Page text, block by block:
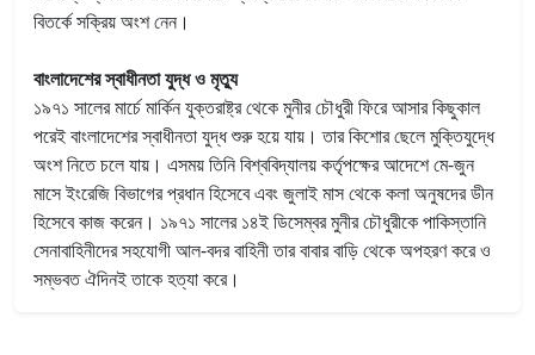
বিতর্কে সক্রিয় অংশ নেন।
বাংলাদেশের স্বাধীনতা যুদ্ধ ও মৃত্যু
১৯৭১ সালের মার্চে মার্কিন যুক্তরাষ্ট্র থেকে মুনীর চৌধুরী ফিরে আসার কিছুকাল
পরেই বাংলাদেশের স্বাধীনতা যুদ্ধ শুরু হয়ে যায়। তার কিশোর ছেলে মুক্তিযুদ্ধে
অংশ নিতে চলে যায়। এসময় তিনি বিশ্ববিদ্যালয় কর্তৃপক্ষের আদেশে মে-জুন
মাসে ইংরেজি বিভাগের প্রধান হিসেবে এবং জুলাই মাস থেকে কলা অনুষদের ডীন
হিসেবে কাজ করেন। ১৯৭১ সালের ১৪ই ডিসেম্বর মুনীর চৌধুরীকে পাকিস্তানি
সেনাবাহিনীদের সহযোগী আল-বদর বাহিনী তার বাবার বাড়ি থেকে অপহরণ করে ও
সম্ভবত ঐদিনই তাকে হত্যা করে।